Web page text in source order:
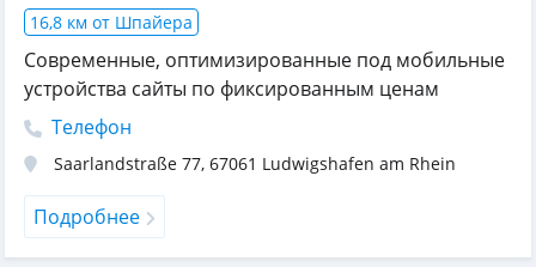
16,8 км от Шпайера
Современные, оптимизированные под мобильные
устройства сайты по фиксированным ценам
Телефон
Saarlandstraße 77, 67061 Ludwigshafen am Rhein
Подробнее